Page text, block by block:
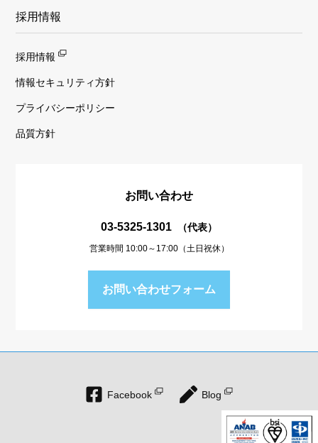
採用情報
採用情報
情報セキュリティ方針
プライバシーポリシー
品質方針
お問い合わせ
03-5325-1301 （代表）
営業時間 10:00～17:00（土日祝休）
お問い合わせフォーム
Facebook Blog